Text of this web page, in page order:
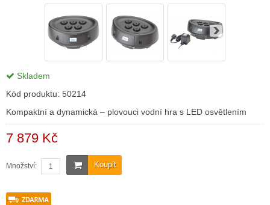
Skladem
Kód produktu: 50214
Kompaktní a dynamická – plovouci vodní hra s LED osvětlením
7 879 Kč
Koupit
Množství: